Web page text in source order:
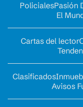
PolicialesPasión
El
Cartas del lector
Clasificados
Avisos